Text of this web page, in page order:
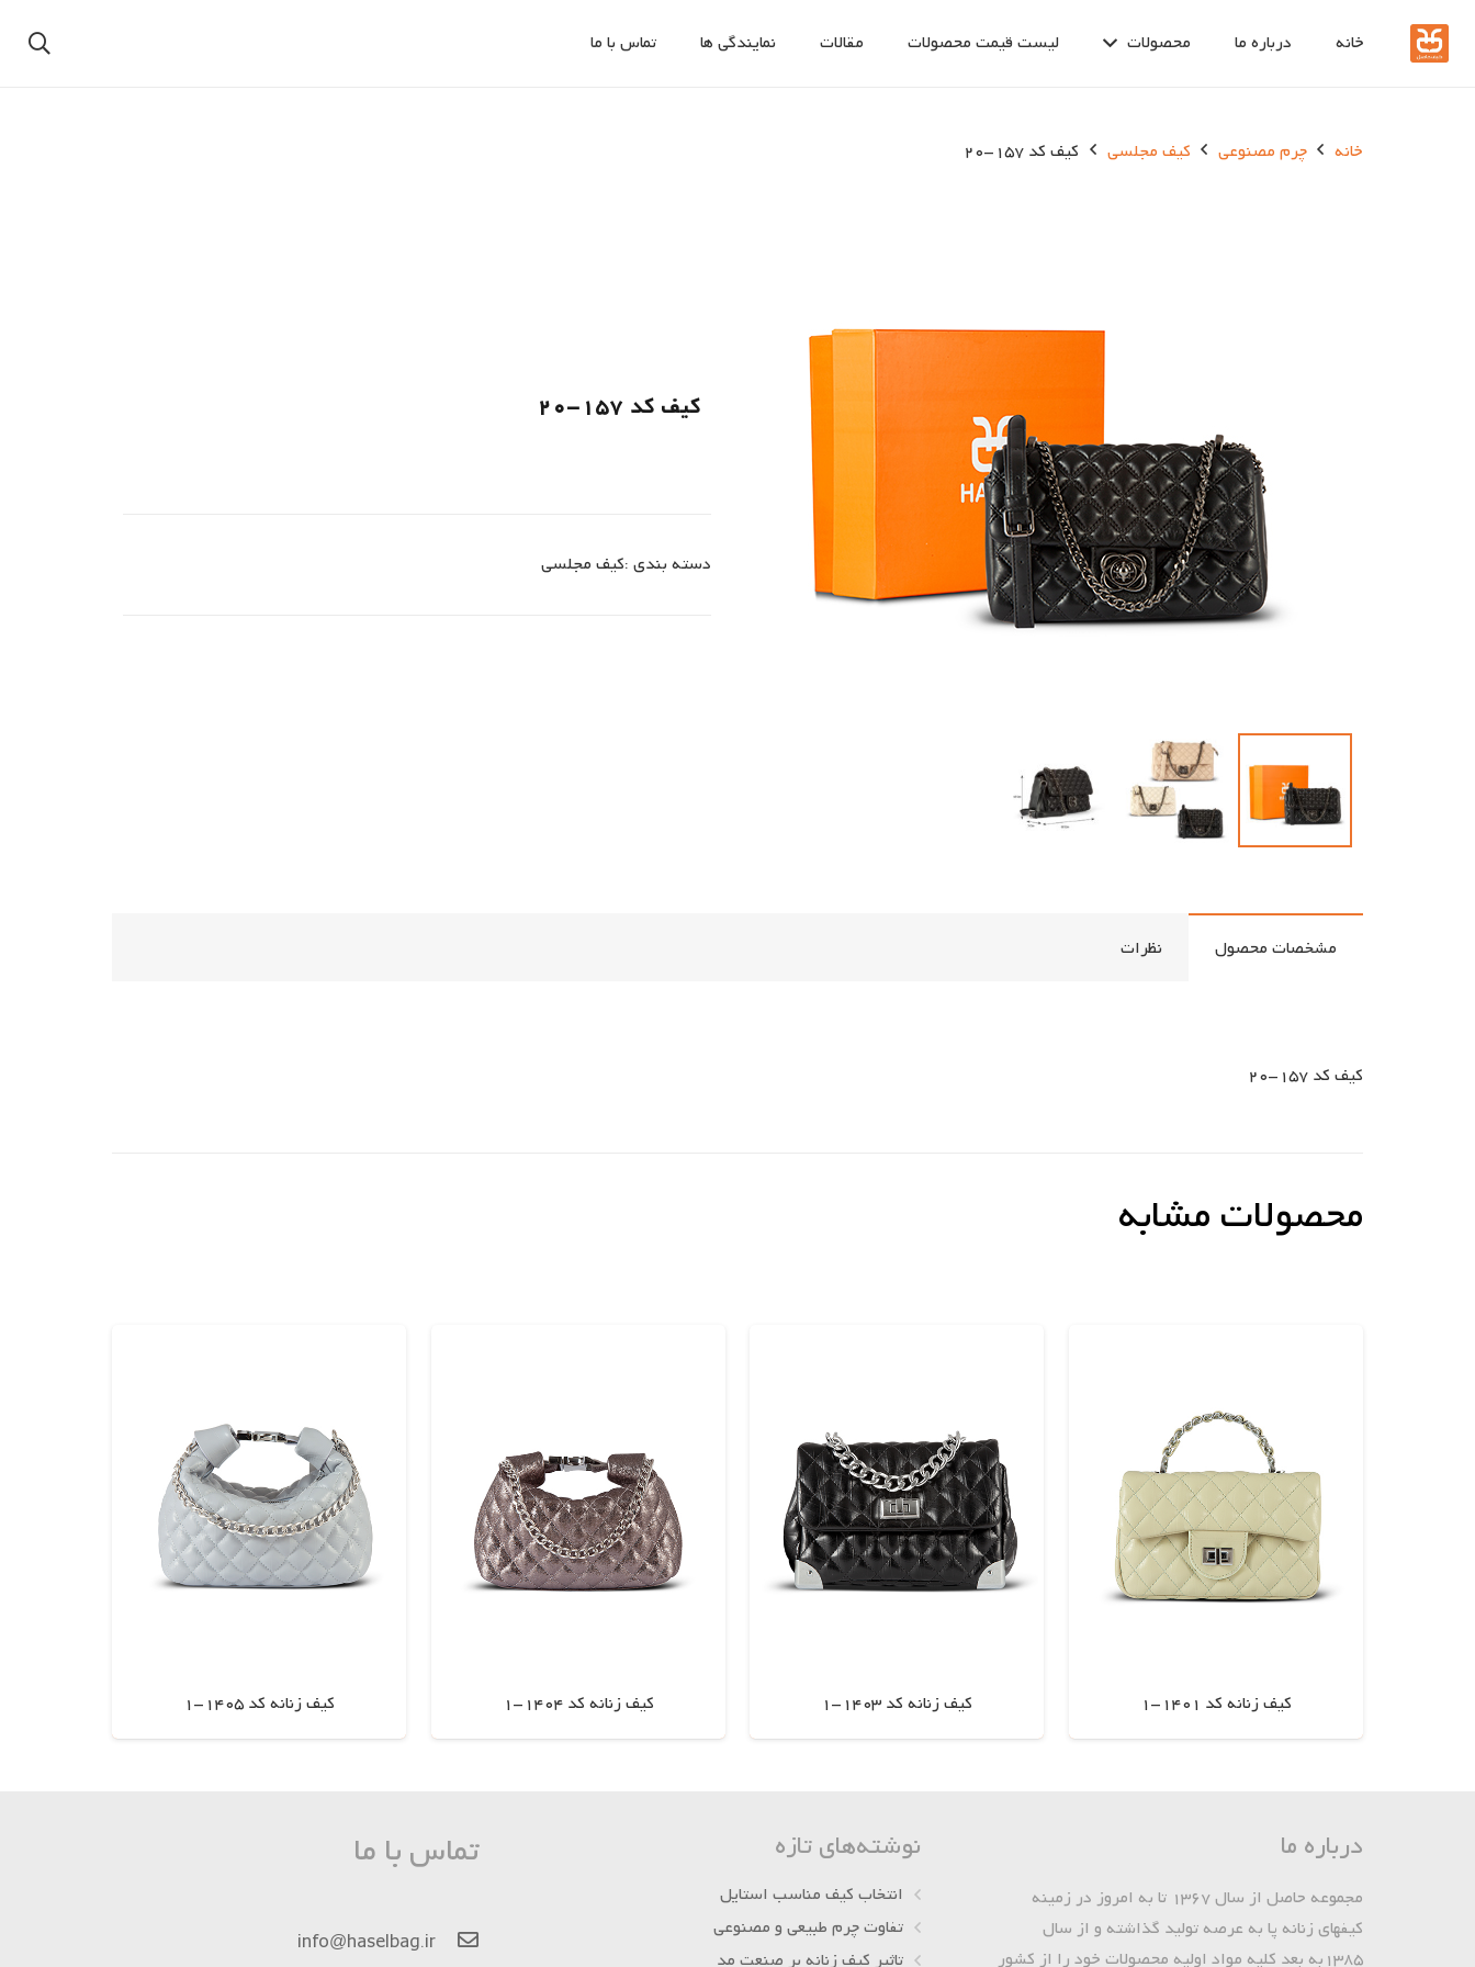
خانه درباره ما محصولات لیست قیمت محصولات مقالات نمایندگی ها تماس با ما
خانه چرم مصنوعی کیف مجلسی کیف کد 157-20
کیف کد 157-20
دسته بندی :کیف مجلسی
مشخصات محصول نظرات
کیف کد 157-20
محصولات مشابه
کیف زنانه کد 1401-1 کیف زنانه کد 1403-1 کیف زنانه کد 1404-1 کیف زنانه کد 1405-1
درباره ما
مجموعه حاصل از سال 1367 تا به امروز در زمینه
کیفهای زنانه پا به عرصه تولید گذاشته و از سال
1385به بعد کلیه مواد اولیه محصولات خود را از کشور
نوشته‌های تازه
انتخاب کیف مناسب استایل
تفاوت چرم طبیعی و مصنوعی
تاثیر کیف زنانه بر صنعت مد
تماس با ما
info@haselbag.ir